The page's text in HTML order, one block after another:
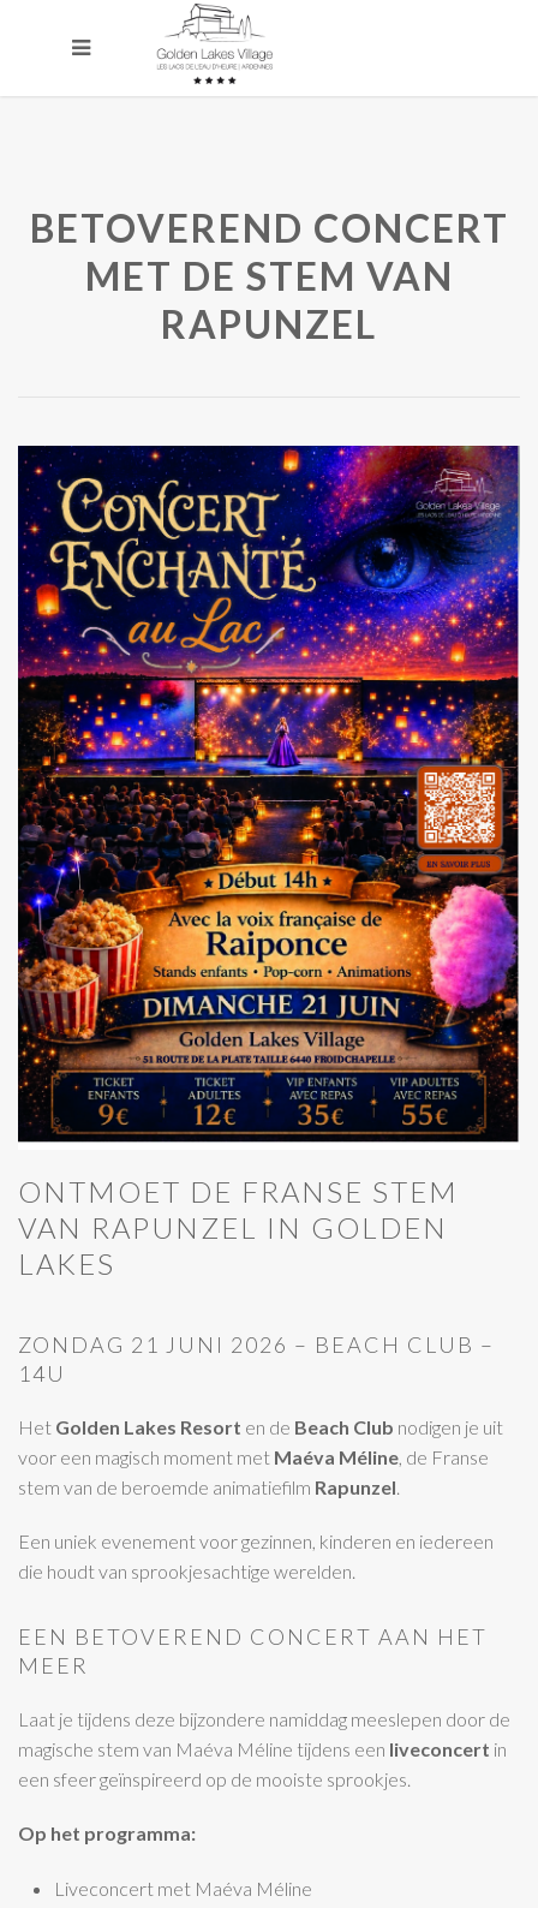
BETOVEREND CONCERT
MET DE STEM VAN
RAPUNZEL
ONTMOET DE FRANSE STEM
VAN RAPUNZEL IN GOLDEN
LAKES
ZONDAG 21 JUNI 2026 – BEACH CLUB –
14U
Het Golden Lakes Resort en de Beach Club nodigen je uit
voor een magisch moment met Maéva Méline , de Franse
stem van de beroemde animatiefilm Rapunzel
Een uniek evenement voor gezinnen, kinderen en iedereen
die houdt van sprookjesachtige werelden.
EEN BETOVEREND CONCERT AAN HET
MEER
Laat je tijdens deze bijzondere namiddag meeslepen door de
magische stem van Maéva Méline tijdens een liveconcert in
een sfeer geïnspireerd op de mooiste sprookjes.
Op het programma:
Liveconcert met Maéva Méline